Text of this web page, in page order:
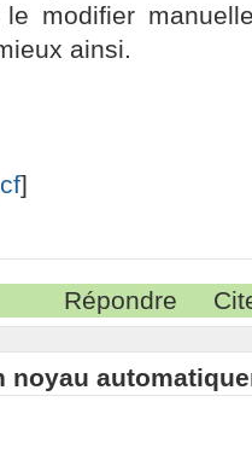
modifier
ainsi.
]
Répondre
noyau